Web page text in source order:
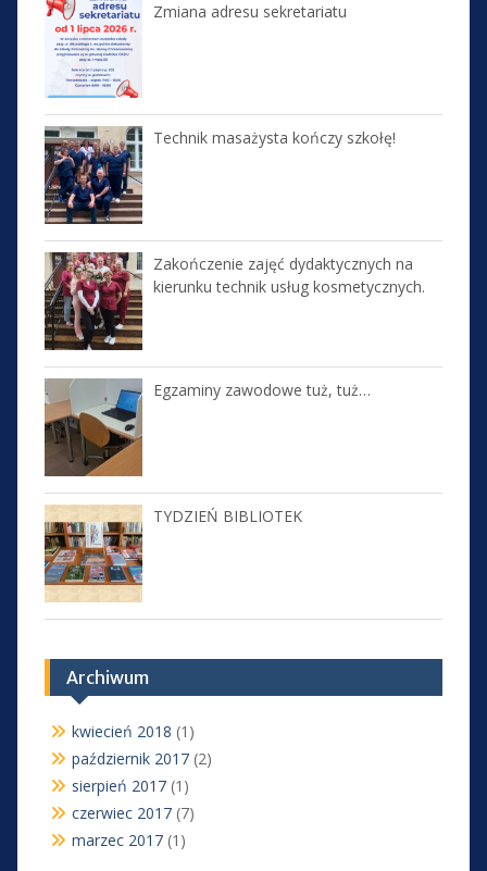
Zmiana adresu sekretariatu
Technik masażysta kończy szkołę!
Zakończenie zajęć dydaktycznych na
kierunku technik usług kosmetycznych.
Egzaminy zawodowe tuż, tuż…
TYDZIEŃ BIBLIOTEK
Archiwum
kwiecień 2018 (1)
październik 2017(2)
sierpień 2017(1)
czerwiec 2017(7)
marzec 2017(1)